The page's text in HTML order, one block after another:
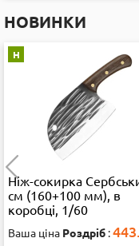
НОВИНКИ
Н
Ніж-сокирка
см (160+100 мм), в
коробці, 1/60
Ваша ціна Роздріб :